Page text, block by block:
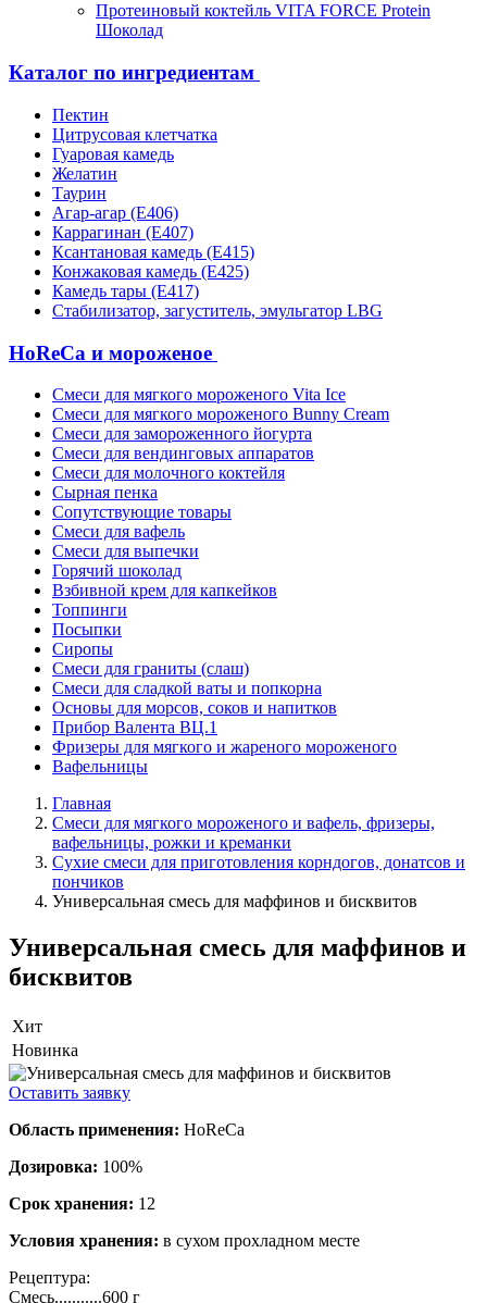
Протеиновый коктейль VITA FORCE Protein
Шоколад
Каталог по ингредиентам
Пектин
Цитрусовая клетчатка
Гуаровая камедь
Желатин
Таурин
Агар-агар (Е406)
Каррагинан (Е407)
Ксантановая камедь (Е415)
Конжаковая камедь (Е425)
Камедь тары (Е417)
Стабилизатор, загуститель, эмульгатор LBG
HoReCa и мороженое
Смеси для мягкого мороженого Vita Ice
Смеси для мягкого мороженого Bunny Cream
Смеси для замороженного йогурта
Смеси для вендинговых аппаратов
Смеси для молочного коктейля
Сырная пенка
Сопутствующие товары
Смеси для вафель
Смеси для выпечки
Горячий шоколад
Взбивной крем для капкейков
Топпинги
Посыпки
Сиропы
Смеси для граниты (слаш)
Смеси для сладкой ваты и попкорна
Основы для морсов, соков и напитков
Прибор Валента ВЦ.1
Фризеры для мягкого и жареного мороженого
Вафельницы
Главная
Смеси для мягкого мороженого и вафель, фризеры,
вафельницы, рожки и креманки
Сухие смеси для приготовления корндогов, донатсов и
пончиков
Универсальная смесь для маффинов и бисквитов
Универсальная смесь для маффинов и
бисквитов
Хит
Новинка
Оставить заявку
Область применения: HoReCa
Дозировка: 100%
Срок хранения: 12
Условия хранения: в сухом прохладном месте
Рецептура:
Смесь...........600 г